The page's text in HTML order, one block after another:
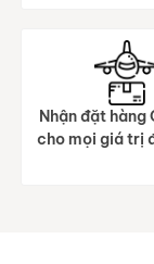
Nhận đặt hàng
cho mọi giá trị